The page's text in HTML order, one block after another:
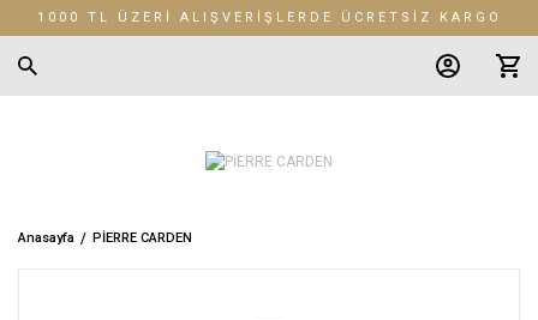
1000 TL ÜZERİ ALIŞVERİŞLERDE ÜCRETSİZ KARGO
Anasayfa PİERRE CARDEN